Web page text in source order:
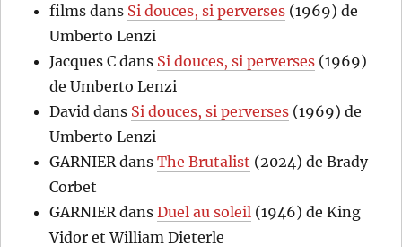
films dans Si douces, si perverses (1969) de
Umberto Lenzi
Jacques C dans Si douces, si perverses (1969)
de Umberto Lenzi
David dans Si douces, si perverses (1969) de
Umberto Lenzi
GARNIER dansThe Brutalist (2024) de Brady
Corbet
GARNIER dansDuel au soleil (1946) de King
Vidor et William Dieterle